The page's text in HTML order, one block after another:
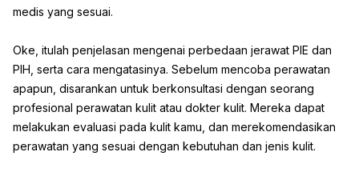
medis yang sesuai.
Oke, itulah penjelasan mengenai perbedaan jerawat PIE dan
PIH, serta cara mengatasinya. Sebelum mencoba perawatan
apapun, disarankan untuk berkonsultasi dengan seorang
profesional perawatan kulit atau dokter kulit. Mereka dapat
melakukan evaluasi pada kulit kamu, dan merekomendasikan
perawatan yang sesuai dengan kebutuhan dan jenis kulit.